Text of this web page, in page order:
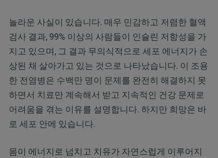
놀라운 사실이 있습니다. 매우 민감하고 저렴한 혈액
검사 결과, 99% 이상의 사람들이 인슐린 저항성을 가
지고 있으며, 그 결과 무의식적으로 세포 에너지가 손
상된 채 살아가고 있는 것으로 나타났습니다. 이 조용
한 전염병은 수백만 명이 문제를 완전히 해결하지 못
하면서 치료만 계속해서 받고 지속적인 건강 문제로
어려움을 겪는 이유를 설명합니다. 하지만 희망은 바
로 세포 안에 있습니다.
몸이 에너지로 넘치고 치유가 자연스럽게 이루어지